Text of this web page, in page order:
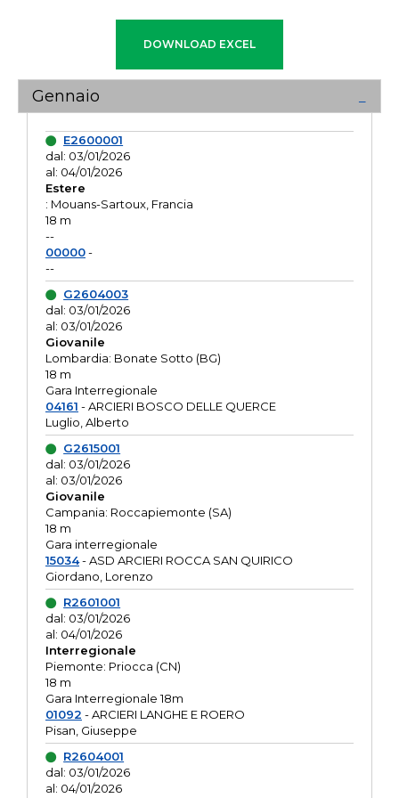
Gennaio
E2600001
dal: 03/01/2026
al: 04/01/2026
Estere
: Mouans-Sartoux, Francia
18 m
--
00000-
--
G2604003
dal: 03/01/2026
al: 03/01/2026
Giovanile
Lombardia: Bonate Sotto (BG)
18 m
Gara Interregionale
04161 - ARCIERI BOSCO DELLE QUERCE
Luglio, Alberto
G2615001
dal: 03/01/2026
al: 03/01/2026
Giovanile
Campania: Roccapiemonte (SA)
18 m
Gara interregionale
15034- ASD ARCIERI ROCCA SAN QUIRICO
Giordano, Lorenzo
R2601001
dal: 03/01/2026
al: 04/01/2026
Interregionale
Piemonte: Priocca (CN)
18 m
Gara Interregionale 18m
01092 - ARCIERI LANGHE E ROERO
Pisan, Giuseppe
R2604001
dal: 03/01/2026
al: 04/01/2026